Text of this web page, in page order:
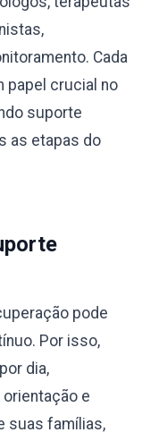
Cada
papel crucial no
suporte
as etapas do
pode
Por isso,
dia,
e
suas famílias,